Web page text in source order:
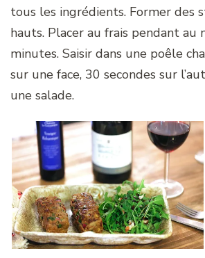
tous les ingrédients. Former des
hauts. Placer au frais pendant au
minutes. Saisir dans une poêle
sur une face, 30 secondes sur
une salade.